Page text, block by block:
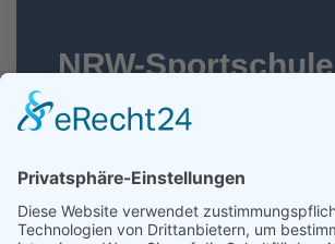
NRW-Sportschule